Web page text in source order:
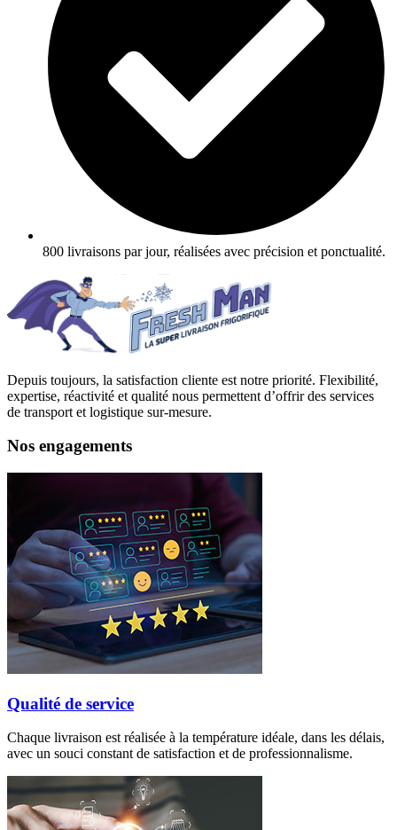
800 livraisons par jour, réalisées avec précision et ponctualité.
Depuis toujours, la satisfaction cliente est notre priorité. Flexibilité,
expertise, réactivité et qualité nous permettent d’offrir des services
de transport et logistique sur-mesure.
Nos engagements
Qualité de service
Chaque livraison est réalisée à la température idéale, dans les délais,
avec un souci constant de satisfaction et de professionnalisme.